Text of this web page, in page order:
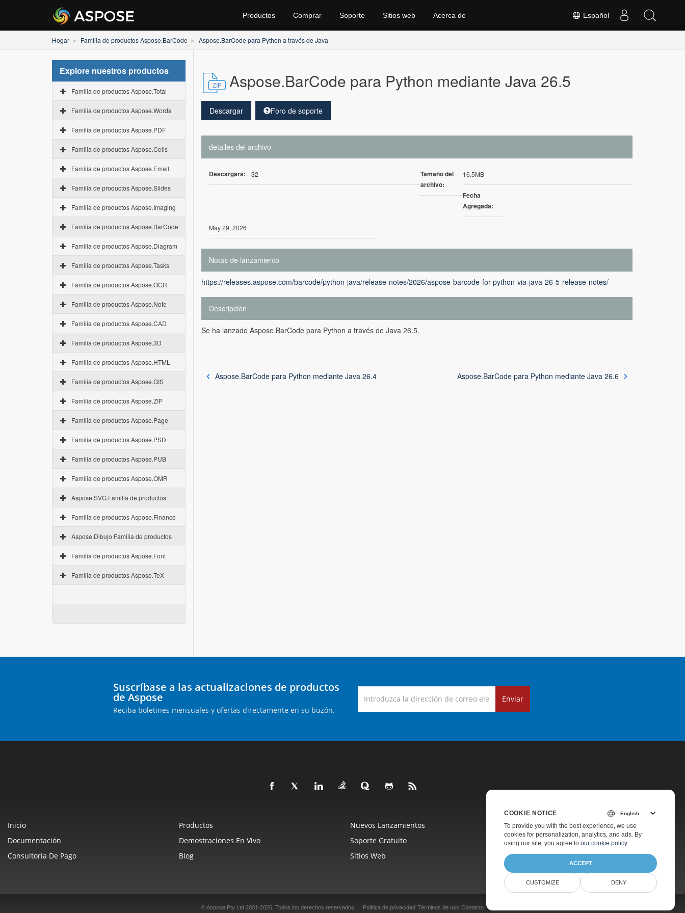
Español
Productos Comprar Soporte Sitios web Acerca de
Hogar Familia de productos Aspose.BarCode Aspose.BarCode para Python a través de Java
Explore nuestros productos
Familia de productos Aspose.Total
Familia de productos Aspose.Words
Familia de productos Aspose.PDF
Familia de productos Aspose.Cells
Familia de productos Aspose.Email
Familia de productos Aspose.Slides
Familia de productos Aspose.Imaging
Familia de productos Aspose.BarCode
Familia de productos Aspose.Diagram
Familia de productos Aspose.Tasks
Familia de productos Aspose.OCR
Familia de productos Aspose.Note
Familia de productos Aspose.CAD
Familia de productos Aspose.3D
Familia de productos Aspose.HTML
Familia de productos Aspose.GIS
Familia de productos Aspose.ZIP
Familia de productos Aspose.Page
Familia de productos Aspose.PSD
Familia de productos Aspose.PUB
Familia de productos Aspose.OMR
Aspose.SVG Familia de productos
Familia de productos Aspose.Finance
Aspose.Dibujo Familia de productos
Familia de productos Aspose.Font
Familia de productos Aspose.TeX
Aspose.BarCode para Python mediante Java 26.5
Descargar Foro de soporte
detalles del archivo
Descargars: 32
Tamaño del
archivo:
16.5MB
Fecha
Agregada:
May 29, 2026
Notas de lanzamiento
https://releases.aspose.com/barcode/python-java/release-notes/2026/aspose-barcode-for-python-via-java-26-5-release-notes/
Descripción
Se ha lanzado Aspose.BarCode para Python a través de Java 26.5.
Aspose.BarCode para Python mediante Java 26.4 Aspose.BarCode para Python mediante Java 26.6
Suscríbase a las actualizaciones de productos
de Aspose
Reciba boletines mensuales y ofertas directamente en su buzón.
Enviar
Inicio Productos Nuevos Lanzamientos
Precios
Documentación
Demostraciones En Vivo Soporte Gratuito
Soporte De Pago
Consultoría De Pago
Blog Sitios Web Acerca De
© Aspose Pty Ltd 2001-2026. Todos los derechos reservados. Política de privacidad Términos de uso Contacto
COOKIE NOTICE
To provide you with the best experience, we use
cookies for personalization, analytics, and ads. By
using our site, you agree to our cookie policy.
ACCEPT
CUSTOMIZE DENY